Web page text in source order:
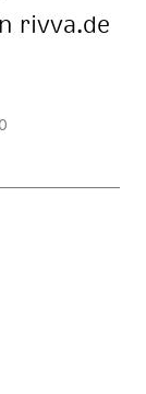
riv­va.de